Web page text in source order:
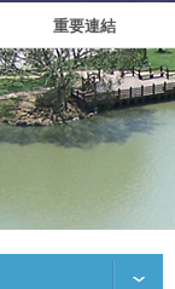
重要連結